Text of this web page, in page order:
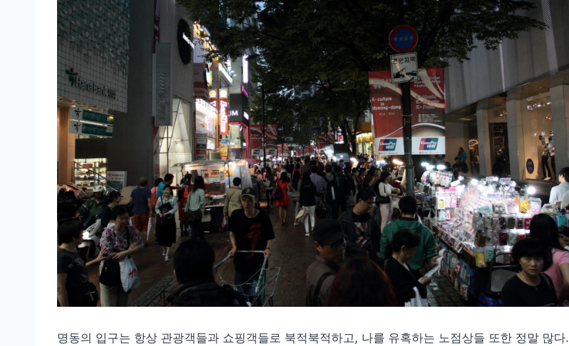
명동의 입구는 항상 관광객들과 쇼핑객들로 북적북적하고, 나를 유혹하는 노점상들 또한 정말 많다.